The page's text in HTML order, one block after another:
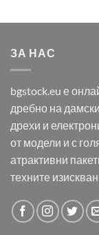
ЗА НАС
bgstock.eu е
дребно на
дрехи и
от модели и с
атрактивни
техните